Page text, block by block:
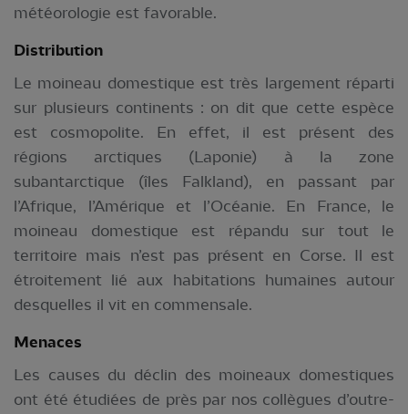
météorologie est favorable.
Distribution
Le moineau domestique est très largement réparti
sur plusieurs continents : on dit que cette espèce
est cosmopolite. En effet, il est présent des
régions arctiques (Laponie) à la zone
subantarctique (îles Falkland), en passant par
l’Afrique, l’Amérique et l’Océanie. En France, le
moineau domestique est répandu sur tout le
territoire mais n’est pas présent en Corse. Il est
étroitement lié aux habitations humaines autour
desquelles il vit en commensale.
Menaces
Les causes du déclin des moineaux domestiques
ont été étudiées de près par nos collègues d’outre-